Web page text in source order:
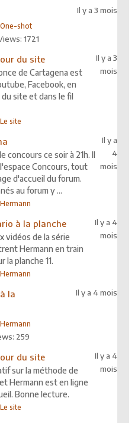
Il y a 3 mois
One-shot
1721
du site
de Cartagena est
Facebook, en
site et dans le fil
Il y a 3
mois
Le site
concours ce soir à 21h. Il
Concours, tout
d'accueil du forum.
au forum y ...
Il y a
4
mois
Hermann
à la planche
vidéos de la série
Hermann en train
la planche 11.
Il y a 4
mois
Hermann
la
Il y a 4 mois
Hermann
259
du site
sur la méthode de
Hermann est en ligne
Bonne lecture.
Il y a 4
mois
Le site